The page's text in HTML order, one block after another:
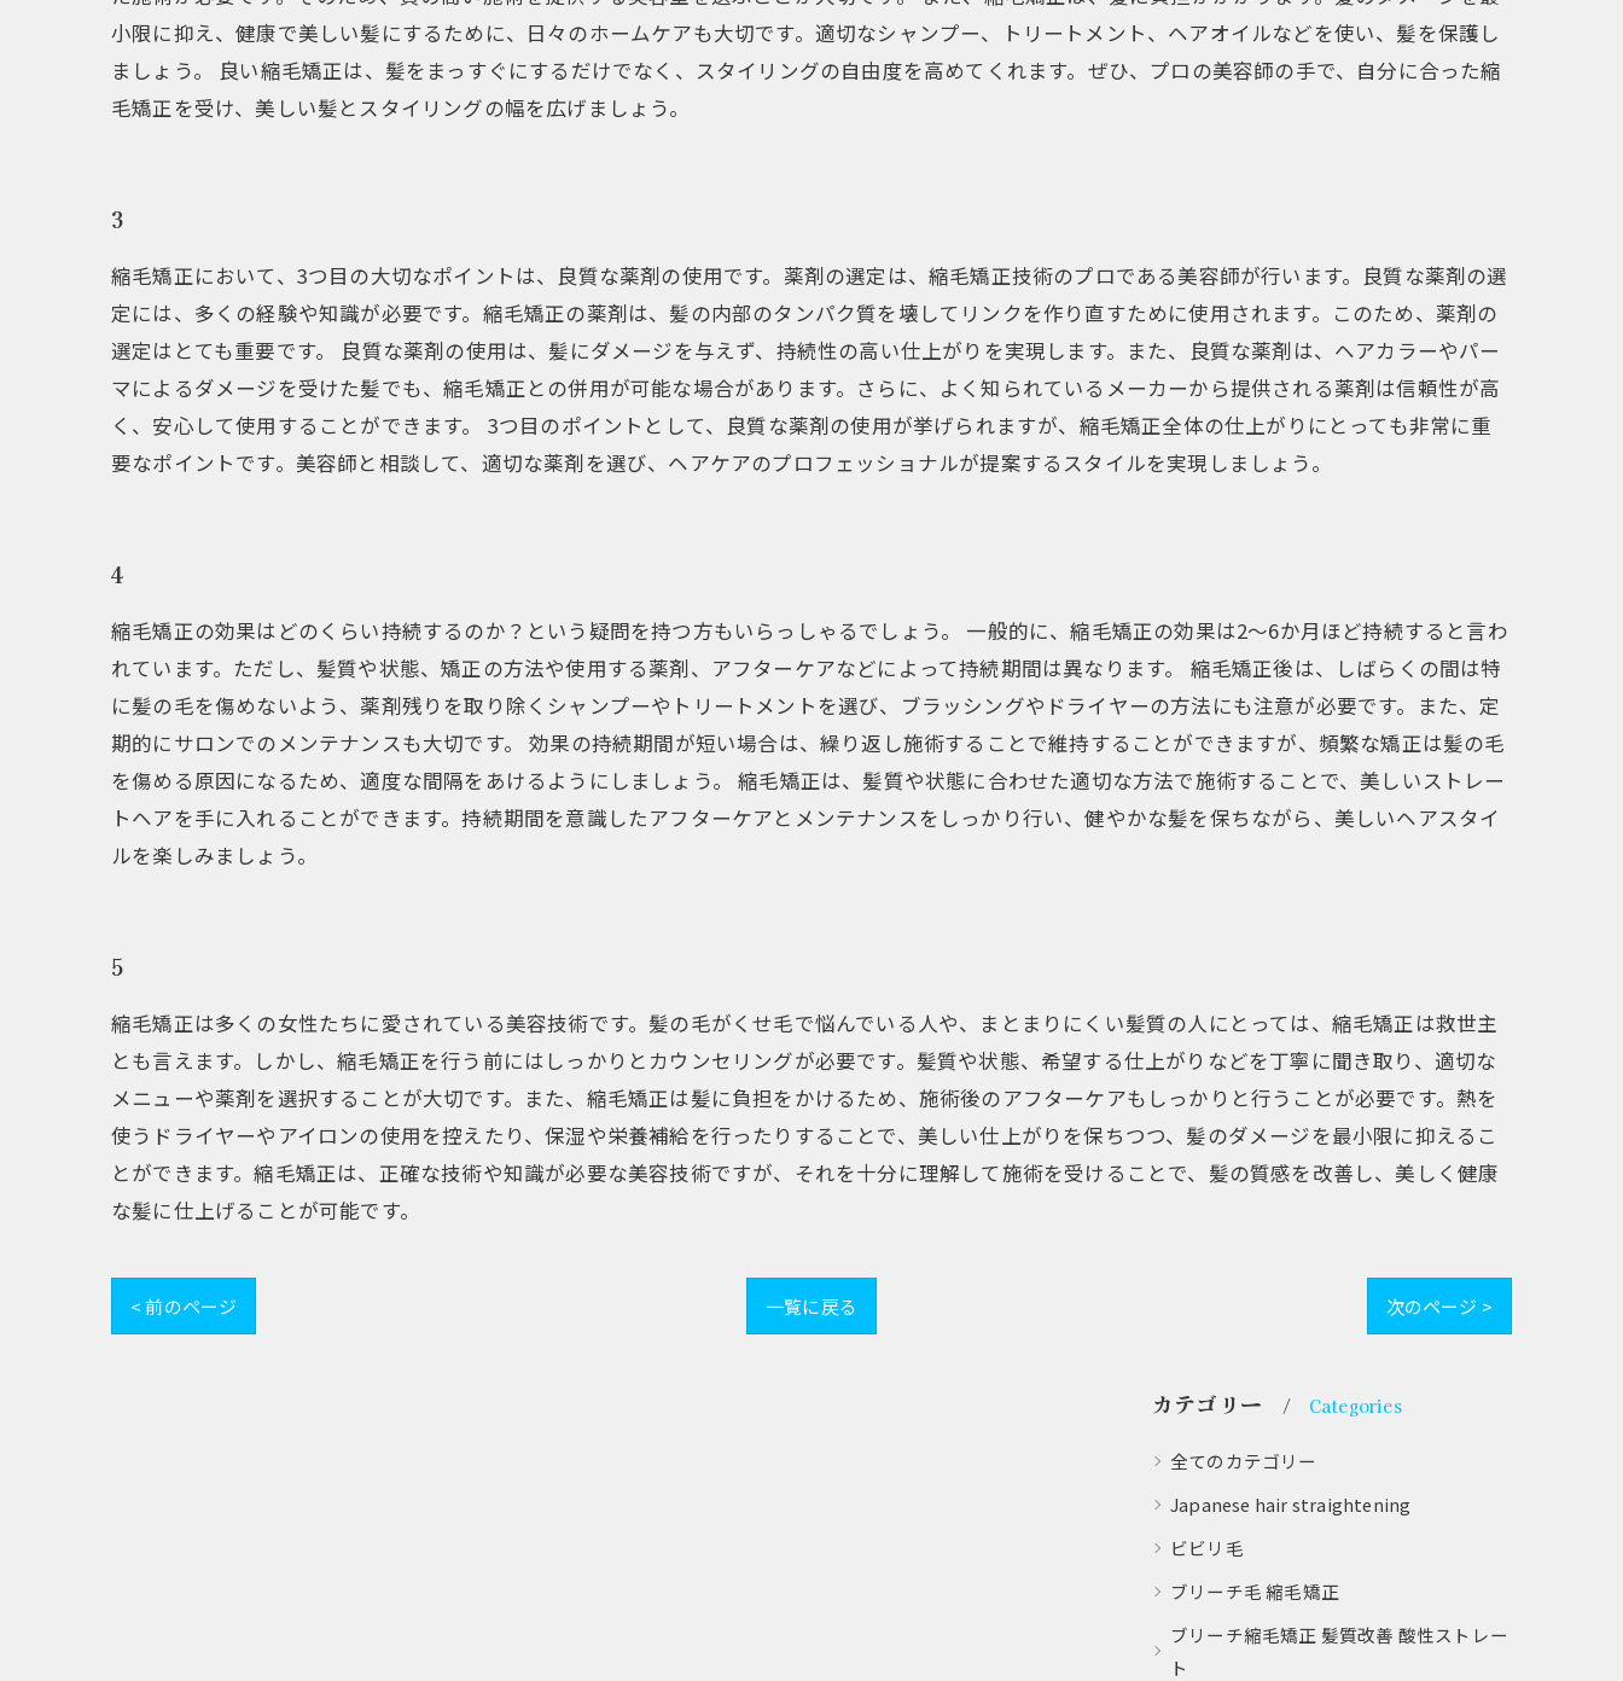
小限に抑え、健康で美しい髪にするために、日々のホームケアも大切です。適切なシャンプー、トリートメント、ヘアオイルなどを使い、髪を保護し
ましょう。 良い縮毛矯正は、髪をまっすぐにするだけでなく、スタイリングの自由度を高めてくれます。ぜひ、プロの美容師の手で、自分に合った縮
毛矯正を受け、美しい髪とスタイリングの幅を広げましょう。
3
縮毛矯正において、3つ目の大切なポイントは、良質な薬剤の使用です。薬剤の選定は、縮毛矯正技術のプロである美容師が行います。良質な薬剤の選
定には、多くの経験や知識が必要です。縮毛矯正の薬剤は、髪の内部のタンパク質を壊してリンクを作り直すために使用されます。このため、薬剤の
選定はとても重要です。 良質な薬剤の使用は、髪にダメージを与えず、持続性の高い仕上がりを実現します。また、良質な薬剤は、ヘアカラーやパー
マによるダメージを受けた髪でも、縮毛矯正との併用が可能な場合があります。さらに、よく知られているメーカーから提供される薬剤は信頼性が高
く、安心して使用することができます。 3つ目のポイントとして、良質な薬剤の使用が挙げられますが、縮毛矯正全体の仕上がりにとっても非常に重
要なポイントです。美容師と相談して、適切な薬剤を選び、ヘアケアのプロフェッショナルが提案するスタイルを実現しましょう。
4
縮毛矯正の効果はどのくらい持続するのか？という疑問を持つ方もいらっしゃるでしょう。 一般的に、縮毛矯正の効果は2～6か月ほど持続すると言わ
れています。ただし、髪質や状態、矯正の方法や使用する薬剤、アフターケアなどによって持続期間は異なります。 縮毛矯正後は、しばらくの間は特
に髪の毛を傷めないよう、薬剤残りを取り除くシャンプーやトリートメントを選び、ブラッシングやドライヤーの方法にも注意が必要です。また、定
期的にサロンでのメンテナンスも大切です。 効果の持続期間が短い場合は、繰り返し施術することで維持することができますが、頻繁な矯正は髪の毛
を傷める原因になるため、適度な間隔をあけるようにしましょう。 縮毛矯正は、髪質や状態に合わせた適切な方法で施術することで、美しいストレー
トヘアを手に入れることができます。持続期間を意識したアフターケアとメンテナンスをしっかり行い、健やかな髪を保ちながら、美しいヘアスタイ
ルを楽しみましょう。
5
縮毛矯正は多くの女性たちに愛されている美容技術です。髪の毛がくせ毛で悩んでいる人や、まとまりにくい髪質の人にとっては、縮毛矯正は救世主
とも言えます。しかし、縮毛矯正を行う前にはしっかりとカウンセリングが必要です。髪質や状態、希望する仕上がりなどを丁寧に聞き取り、適切な
メニューや薬剤を選択することが大切です。また、縮毛矯正は髪に負担をかけるため、施術後のアフターケアもしっかりと行うことが必要です。熱を
使うドライヤーやアイロンの使用を控えたり、保湿や栄養補給を行ったりすることで、美しい仕上がりを保ちつつ、髪のダメージを最小限に抑えるこ
とができます。縮毛矯正は、正確な技術や知識が必要な美容技術ですが、それを十分に理解して施術を受けることで、髪の質感を改善し、美しく健康
な髪に仕上げることが可能です。
< 前のページ 一覧に戻る 次のページ >
カテゴリー Categories
全てのカテゴリー
Japanese hair straightening
ビビリ毛
ブリーチ毛 縮毛矯正
ブリーチ縮毛矯正 髪質改善 酸性ストレー
ト